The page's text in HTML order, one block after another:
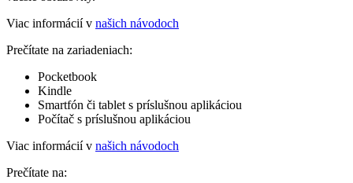
Viac informácií v našich návodoch
Prečítate na zariadeniach:
Pocketbook
Kindle
Smartfón či tablet s príslušnou aplikáciou
Počítač s príslušnou aplikáciou
Viac informácií v našich návodoch
Prečítate na: